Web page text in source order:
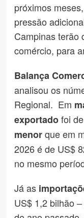
próximos
pressão
Campinas terão
comércio, para
Balança
analisou os
Regional. Em
exportadofoi
menorque em
2026 é de US$
no mesmo
Já as
US$ 1,2 bilhão